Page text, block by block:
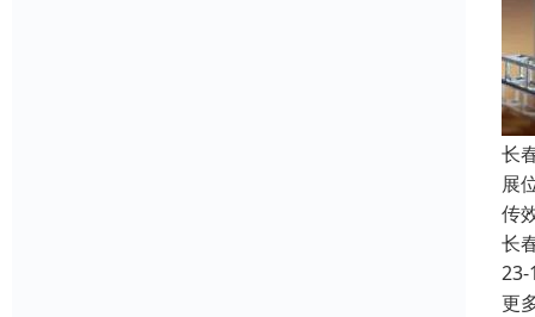
长
展
传
长
23-
更